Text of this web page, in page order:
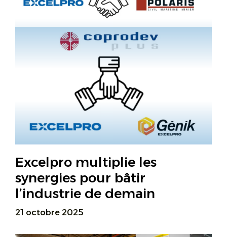
Excelpro multiplie les
synergies pour bâtir
l’industrie de demain
21 octobre 2025